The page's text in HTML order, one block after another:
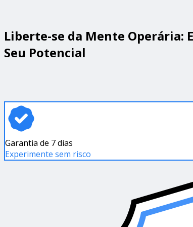
Liberte-se da Mente Operária:
Seu Potencial
Garantia de 7 dias
Experimente sem risco